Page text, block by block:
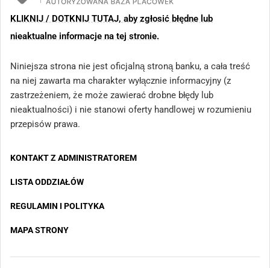
KLIKNIJ / DOTKNIJ TUTAJ, aby zgłosić błędne lub
nieaktualne informacje na tej stronie.
Niniejsza strona nie jest oficjalną stroną banku, a cała treść
na niej zawarta ma charakter wyłącznie informacyjny (z
zastrzeżeniem, że może zawierać drobne błędy lub
nieaktualności) i nie stanowi oferty handlowej w rozumieniu
przepisów prawa.
KONTAKT Z ADMINISTRATOREM
LISTA ODDZIAŁÓW
REGULAMIN I POLITYKA
MAPA STRONY